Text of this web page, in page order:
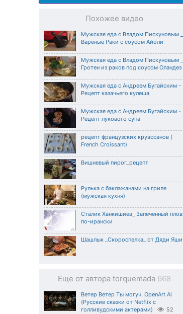
Похожее видео
Мужская еда c Владом Пискуновым _
Вареные Раки с соусом Айоли
Мужская еда c Владом Пискуновым _
Гротен из раков под соусом Оландез
Мужская еда c Андреем Бугайским -
Рецепт казачьего кулеша
Мужская еда c Андреем Бугайским -
Рецепт лукового супа
рецепт французских круассанов (
French Croissant)
Вишневый пирог_рецепт
Рулька с баклажанами на гриле
(мужская кухня)
Сталик Ханкишиев_ Запеченный плов
по-ирански
Шашлык _Скороспелка_ от Дяди Яши
Еще от автора torquemada 668
Ветер Ветер Ты могуч. OpenArt Ai
(Русские сказки от Netflix с
голливудскими актерами)
52